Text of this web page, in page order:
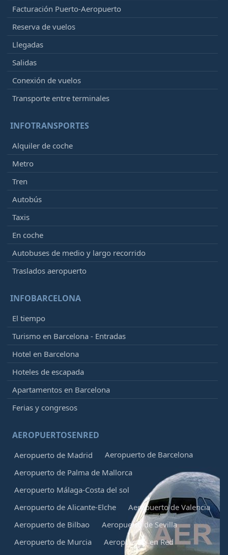
Facturación Puerto-Aeropuerto
Reserva de vuelos
Llegadas
Salidas
Conexión de vuelos
Transporte entre terminales
INFOTRANSPORTES
Alquiler de coche
Metro
Tren
Autobús
Taxis
En coche
Autobuses de medio y largo recorrido
Traslados aeropuerto
INFOBARCELONA
El tiempo
Turismo en Barcelona - Entradas
Hotel en Barcelona
Hoteles de escapada
Apartamentos en Barcelona
Ferias y congresos
AEROPUERTOSENRED
Aeropuerto de Madrid
Aeropuerto de Barcelona
Aeropuerto de Palma de Mallorca
Aeropuerto Málaga-Costa del sol
Aeropuerto de Alicante-Elche
Aeropuerto de Valencia
Aeropuerto de Bilbao
Aeropuerto de Sevilla
Aeropuerto de Murcia
Aeropuertos en Red